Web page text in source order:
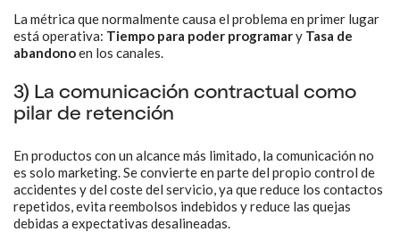
La métrica que normalmente causa el problema en primer lugar
está operativa: Tiempo para poder programary Tasa de
abandonoen los canales.
3) La comunicación contractual como
pilar de retención
En productos con un alcance más limitado, la comunicación no
es solo marketing. Se convierte en parte del propio control de
accidentes y del coste del servicio, ya que reduce los contactos
repetidos, evita reembolsos indebidos y reduce las quejas
debidas a expectativas desalineadas.